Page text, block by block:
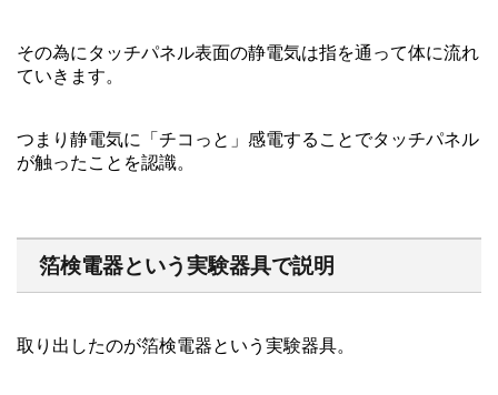
その為にタッチパネル表面の静電気は指を通って体に流れ
ていきます。
つまり静電気に「チコっと」感電することでタッチパネル
が触ったことを認識。
箔検電器という実験器具で説明
取り出したのが箔検電器という実験器具。